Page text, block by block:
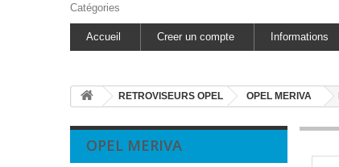
Catégories
Accueil Creer un compte Informations
RETROVISEURS OPEL OPEL MERIVA
OPEL MERIVA